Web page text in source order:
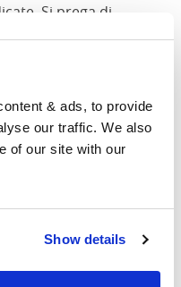
& ads, to provide
our traffic. We also
of our site with our
Show details
Si prega di
possibili
Possiamo
base alle tue
le
cercheremo di aiutarti